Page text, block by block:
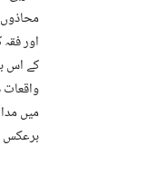
اور
کے اس
میں
برعکس